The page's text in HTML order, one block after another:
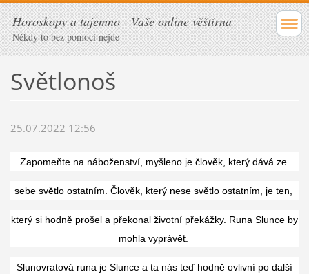
Horoskopy a tajemno - Vaše online věštírna
Někdy to bez pomoci nejde
Světlonoš
25.07.2022 12:56
Zapomeňte na náboženství, myšleno je člověk, který dává ze
sebe světlo ostatním. Člověk, který nese světlo ostatním, je ten,
který si hodně prošel a překonal životní překážky. Runa Slunce by
mohla vyprávět.
Slunovratová runa je Slunce a ta nás teď hodně ovlivní po další